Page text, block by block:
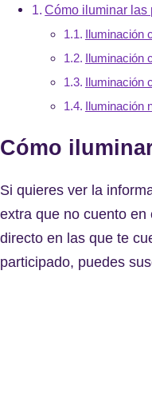
Cómo iluminar las
Iluminación
Cómo
Si quieres ver la
extra que no cuento en
directo en las que te
participado, puedes